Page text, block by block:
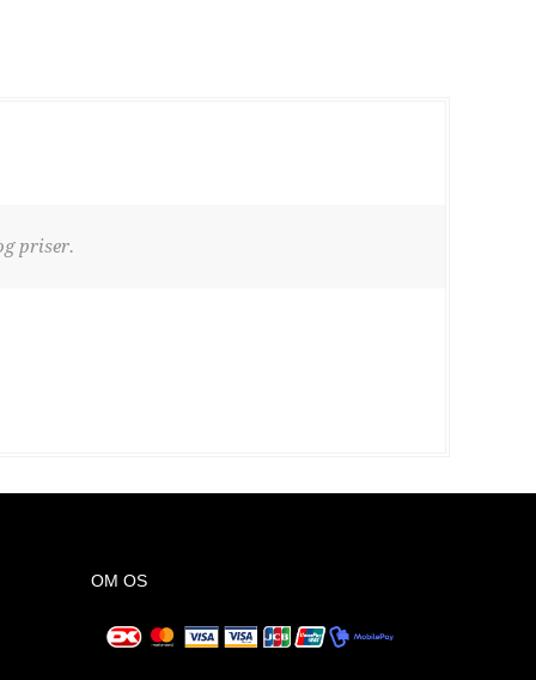
priser.
OM OS